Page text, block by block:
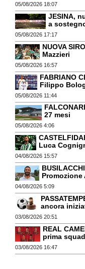
05/08/2026 18:07
JESINA,
a
05/08/2026 17:17
NUOVA
Mazzieri
05/08/2026 16:57
FABRIANO
Filippo
05/08/2026 11:44
27 mesi
05/08/2026 4:06
Luca
04/08/2026 15:57
Promozione
04/08/2026 5:09
ancora
03/08/2026 20:51
REAL
prima
03/08/2026 16:47